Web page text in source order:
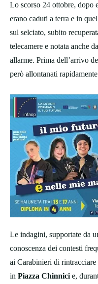
Lo scorso 24 ottobre, dopo
erano caduti a terra e in
sul selciato, subito
telecamere e notata anche
allarme. Prima dell’arrivo
però allontanati
Le indagini, supportate da
conoscenza dei contesti
ai Carabinieri di
in Piazza Chinnici e,